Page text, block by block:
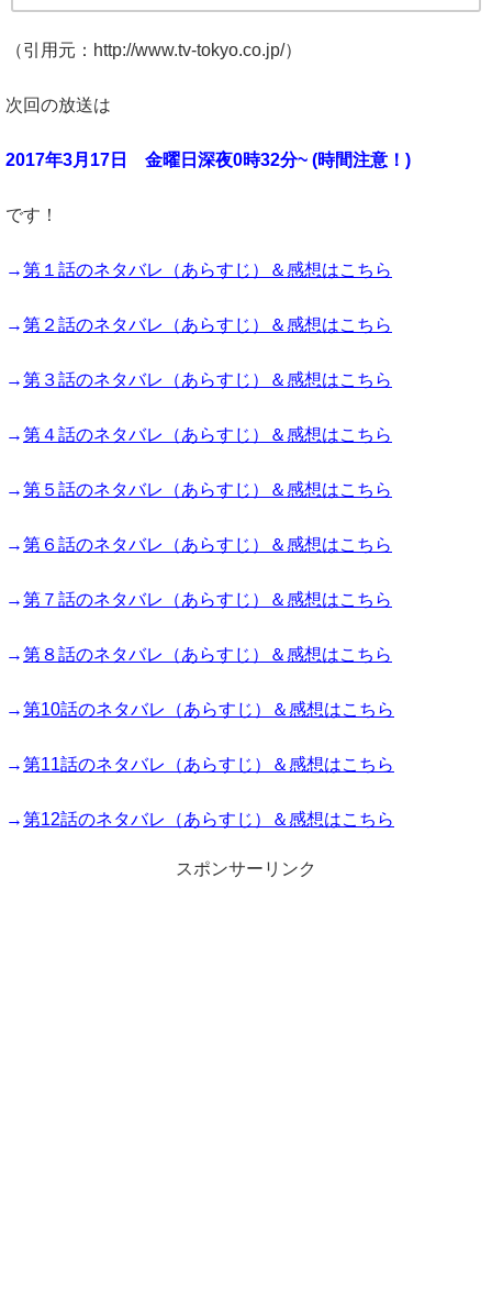
（引用元：http://www.tv-tokyo.co.jp/）
次回の放送は
2017年3月17日 金曜日深夜0時32分~ (時間注意！)
です！
→第１話のネタバレ（あらすじ）＆感想はこちら
→第２話のネタバレ（あらすじ）＆感想はこちら
→第３話のネタバレ（あらすじ）＆感想はこちら
→第４話のネタバレ（あらすじ）＆感想はこちら
→第５話のネタバレ（あらすじ）＆感想はこちら
→第６話のネタバレ（あらすじ）＆感想はこちら
→第７話のネタバレ（あらすじ）＆感想はこちら
→第８話のネタバレ（あらすじ）＆感想はこちら
→第10話のネタバレ（あらすじ）＆感想はこちら
→第11話のネタバレ（あらすじ）＆感想はこちら
→第12話のネタバレ（あらすじ）＆感想はこちら
スポンサーリンク